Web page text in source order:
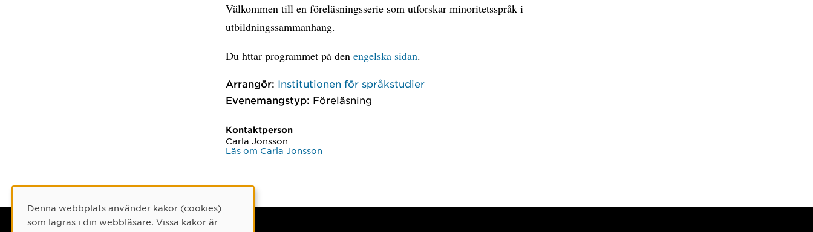
Välkommen till en föreläsningsserie som utforskar minoritetsspråk i
utbildningssammanhang.
Du httar programmet på denengelska sidan.
Arrangör: Institutionen för språkstudier
Evenemangstyp: Föreläsning
Kontaktperson
Carla Jonsson
Läs om Carla Jonsson
Cookie-samtycke
Denna webbplats använder kakor (cookies)
som lagras i din webbläsare. Vissa kakor är